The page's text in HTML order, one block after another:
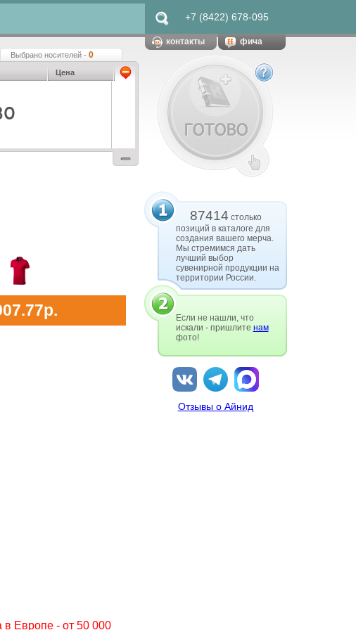
+7 (8422) 678-095
Выбрано носителей - 0
Цена
в Европе - от 50 000
контакты фича
87414 столько
позиций в каталоге для
создания вашего мерча.
Мы стремимся дать
лучший выбор
сувенирной продукции на
территории России.
Если не нашли, что
искали - пришлите нам
фото!
Отзывы о Айнид